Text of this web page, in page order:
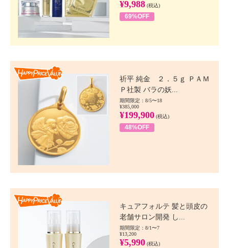
¥9,988 (税込)
69%OFF
祈平 純金 ２．５ｇ ＰＡＭ
Ｐ社製 バラの妖...
期間限定：8/5〜18
¥385,000
¥199,900 (税込)
48%OFF
キュアフォルテ 髪と頭皮の
老舗サロン開発 し...
期間限定：8/1〜7
¥13,200
¥5,990 (税込)